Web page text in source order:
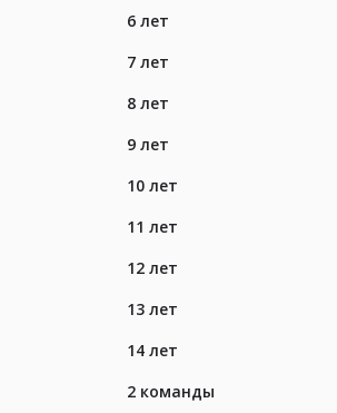
6 лет
7 лет
8 лет
9 лет
10 лет
11 лет
12 лет
13 лет
14 лет
2 команды